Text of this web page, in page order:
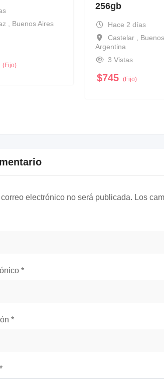
, Buenos Aires
(Fijo)
256gb
Hace 2 días
Castelar ,
Argentina
3 Vistas
$745 (Fijo)
electrónico no será publicada. Los
*
*
*